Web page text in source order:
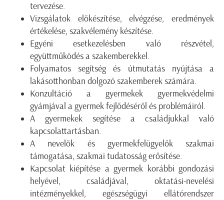
tervezése.
Vizsgálatok előkészítése, elvégzése, eredmények
értékelése, szakvélemény készítése.
Egyéni esetkezelésben való részvétel,
együttműködés a szakemberekkel.
Folyamatos segítség és útmutatás nyújtása a
lakásotthonban dolgozó szakemberek számára.
Konzultáció a gyermekek gyermekvédelmi
gyámjával a gyermek fejlődéséről és problémáiról.
A gyermekek segítése a családjukkal való
kapcsolattartásban.
A nevelők és gyermekfelügyelők szakmai
támogatása, szakmai tudatosság erősítése.
Kapcsolat kiépítése a gyermek korábbi gondozási
helyével, családjával, oktatási-nevelési
intézményekkel, egészségügyi ellátórendszer